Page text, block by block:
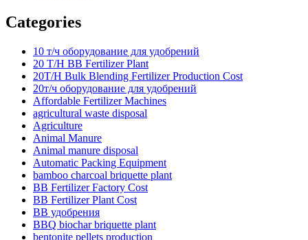
Categories
10 т/ч оборудование для удобрений
20 T/H BB Fertilizer Plant
20T/H Bulk Blending Fertilizer Production Cost
20т/ч оборудование для удобрений
Affordable Fertilizer Machines
agricultural waste disposal
Agriculture
Animal Manure
Animal manure disposal
Automatic Packing Equipment
bamboo charcoal briquette plant
BB Fertilizer Factory Cost
BB Fertilizer Plant Cost
BB удобрения
BBQ biochar briquette plant
bentonite pellets production